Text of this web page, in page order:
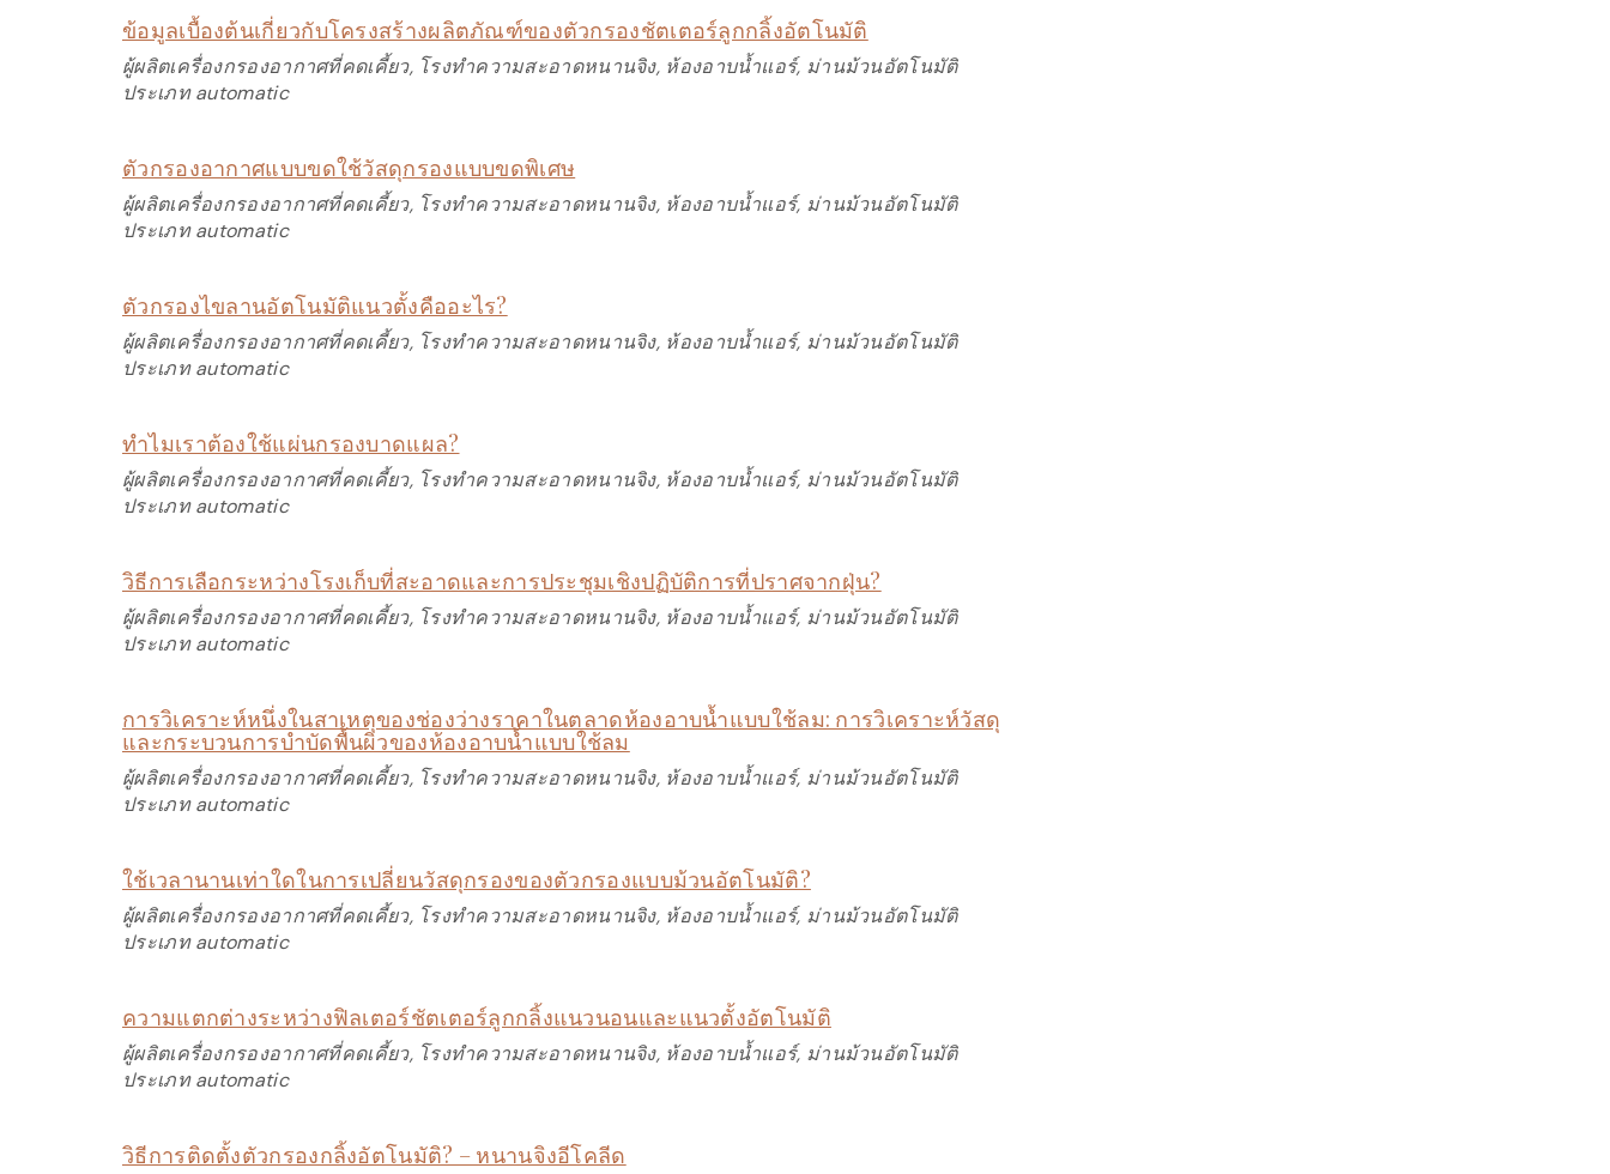
ข้อมูลเบื้องต้นเกี่ยวกับโครงสร้างผลิตภัณฑ์ของตัวกรองชัตเตอร์ลูกกลิ้งอัตโนมัติ
ผู้ผลิตเครื่องกรองอากาศที่คดเคี้ยว, โรงทำความสะอาดหนานจิง, ห้องอาบน้ำแอร์, ม่านม้วนอัตโนมัติ
ประเภท automatic
ตัวกรองอากาศแบบขดใช้วัสดุกรองแบบขดพิเศษ
ผู้ผลิตเครื่องกรองอากาศที่คดเคี้ยว, โรงทำความสะอาดหนานจิง, ห้องอาบน้ำแอร์, ม่านม้วนอัตโนมัติ
ประเภท automatic
ตัวกรองไขลานอัตโนมัติแนวตั้งคืออะไร?
ผู้ผลิตเครื่องกรองอากาศที่คดเคี้ยว, โรงทำความสะอาดหนานจิง, ห้องอาบน้ำแอร์, ม่านม้วนอัตโนมัติ
ประเภท automatic
ทำไมเราต้องใช้แผ่นกรองบาดแผล?
ผู้ผลิตเครื่องกรองอากาศที่คดเคี้ยว, โรงทำความสะอาดหนานจิง, ห้องอาบน้ำแอร์, ม่านม้วนอัตโนมัติ
ประเภท automatic
วิธีการเลือกระหว่างโรงเก็บที่สะอาดและการประชุมเชิงปฏิบัติการที่ปราศจากฝุ่น?
ผู้ผลิตเครื่องกรองอากาศที่คดเคี้ยว, โรงทำความสะอาดหนานจิง, ห้องอาบน้ำแอร์, ม่านม้วนอัตโนมัติ
ประเภท automatic
การวิเคราะห์หนึ่งในสาเหตุของช่องว่างราคาในตลาดห้องอาบน้ำแบบใช้ลม: การวิเคราะห์วัสดุ
และกระบวนการบำบัดพื้นผิวของห้องอาบน้ำแบบใช้ลม
ผู้ผลิตเครื่องกรองอากาศที่คดเคี้ยว, โรงทำความสะอาดหนานจิง, ห้องอาบน้ำแอร์, ม่านม้วนอัตโนมัติ
ประเภท automatic
ใช้เวลานานเท่าใดในการเปลี่ยนวัสดุกรองของตัวกรองแบบม้วนอัตโนมัติ?
ผู้ผลิตเครื่องกรองอากาศที่คดเคี้ยว, โรงทำความสะอาดหนานจิง, ห้องอาบน้ำแอร์, ม่านม้วนอัตโนมัติ
ประเภท automatic
ความแตกต่างระหว่างฟิลเตอร์ชัตเตอร์ลูกกลิ้งแนวนอนและแนวตั้งอัตโนมัติ
ผู้ผลิตเครื่องกรองอากาศที่คดเคี้ยว, โรงทำความสะอาดหนานจิง, ห้องอาบน้ำแอร์, ม่านม้วนอัตโนมัติ
ประเภท automatic
วิธีการติดตั้งตัวกรองกลิ้งอัตโนมัติ? – หนานจิงอีโคลีด